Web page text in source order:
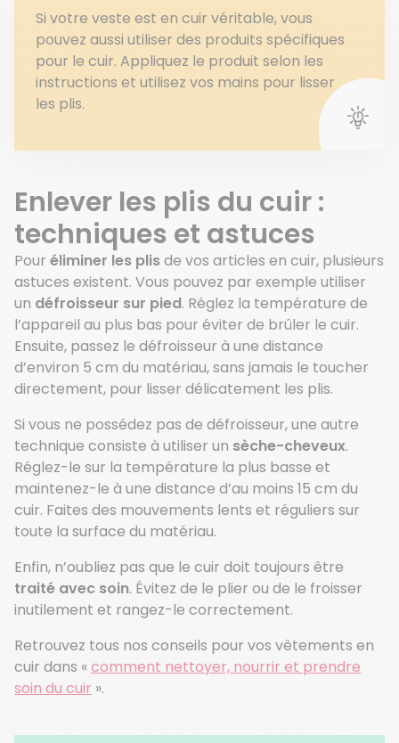
Si votre veste est en cuir véritable, vous
pouvez aussi utiliser des produits spécifiques
pour le cuir. Appliquez le produit selon les
instructions et utilisez vos mains pour lisser
les plis.
Enlever les plis du cuir :
techniques et astuces
Pour éliminer les plisde vos articles en cuir, plusieurs
astuces existent. Vous pouvez par exemple utiliser
un défroisseur sur pied. Réglez la température de
l’appareil au plus bas pour éviter de brûler le cuir.
Ensuite, passez le défroisseur à une distance
d’environ 5 cm du matériau, sans jamais le toucher
directement, pour lisser délicatement les plis.
Si vous ne possédez pas de défroisseur, une autre
technique consiste à utiliser un sèche-cheveux.
Réglez-le sur la température la plus basse et
maintenez-le à une distance d’au moins 15 cm du
cuir. Faites des mouvements lents et réguliers sur
toute la surface du matériau.
Enfin, n’oubliez pas que le cuir doit toujours être
traité avec soin. Évitez de le plier ou de le froisser
inutilement et rangez-le correctement.
Retrouvez tous nos conseils pour vos vêtements en
cuir dans «comment nettoyer, nourrir et prendre
soin du cuir ».